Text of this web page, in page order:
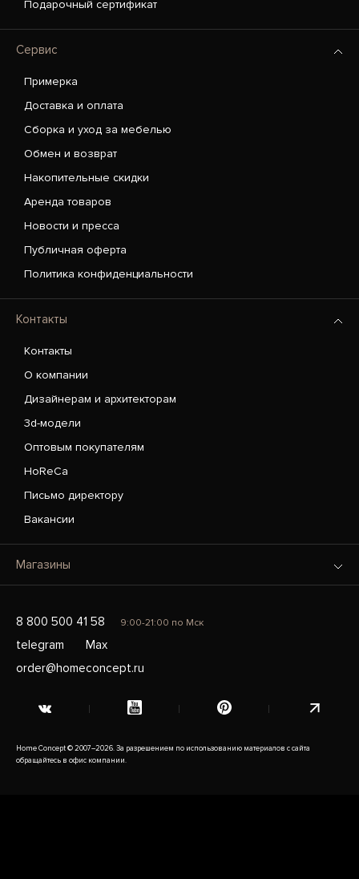
Подарочный сертификат
Сервис
Примерка
Доставка и оплата
Сборка и уход за мебелью
Обмен и возврат
Накопительные скидки
Аренда товаров
Новости и пресса
Публичная оферта
Политика конфиденциальности
Контакты
Контакты
О компании
Дизайнерам и архитекторам
3d-модели
Оптовым покупателям
HoReCa
Письмо директору
Вакансии
Магазины
8 800 500 41 58 9:00-21:00 по Мск
telegram
Max
order@homeconcept.ru
Home Concept © 2007–2026. За разрешением по использованию материалов с сайта
обращайтесь в офис компании.